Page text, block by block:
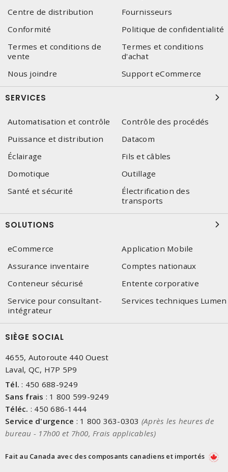
Centre de distribution
Fournisseurs
Conformité
Politique de confidentialité
Termes et conditions de
vente
Termes et conditions
d'achat
Nous joindre
Support eCommerce
SERVICES
Automatisation et contrôle
Contrôle des procédés
Puissance et distribution
Datacom
Éclairage
Fils et câbles
Domotique
Outillage
Santé et sécurité
Électrification des
transports
SOLUTIONS
eCommerce
Application Mobile
Assurance inventaire
Comptes nationaux
Conteneur sécurisé
Entente corporative
Service pour consultant-
intégrateur
Services techniques Lumen
SIÈGE SOCIAL
4655, Autoroute 440 Ouest
Laval, QC, H7P 5P9
Tél. : 450 688-9249
Sans frais : 1 800 599-9249
Téléc. : 450 686-1444
Service d'urgence : 1 800 363-0303 (Après les heures de
bureau - 17h00 et 7h00, Frais applicables)
Fait au Canada avec des composants canadiens et importés